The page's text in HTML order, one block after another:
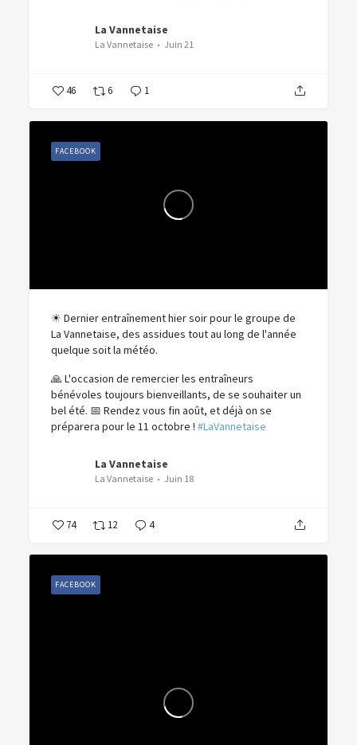
La Vannetaise
La Vannetaise Juin 21
46 6 1
☀ Dernier entraînement hier soir pour le groupe de
La Vannetaise, des assidues tout au long de l'année
quelque soit la météo.
🙏 L'occasion de remercier les entraîneurs
bénévoles toujours bienveillants, de se souhaiter un
bel été. 📅 Rendez vous fin août, et déjà on se
préparera pour le 11 octobre ! #LaVannetaise
La Vannetaise
La Vannetaise Juin 18
FACEBOOK
74 12 4
FACEBOOK